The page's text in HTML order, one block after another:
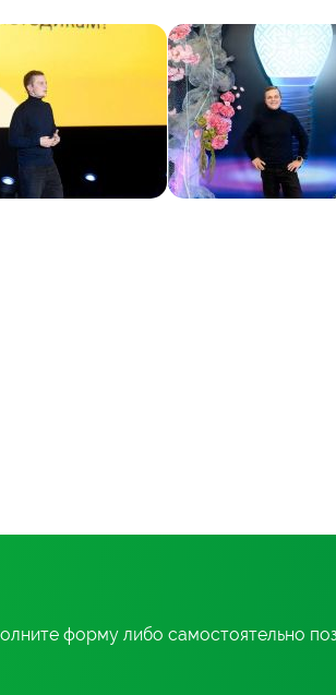
форму либо самостоятельно